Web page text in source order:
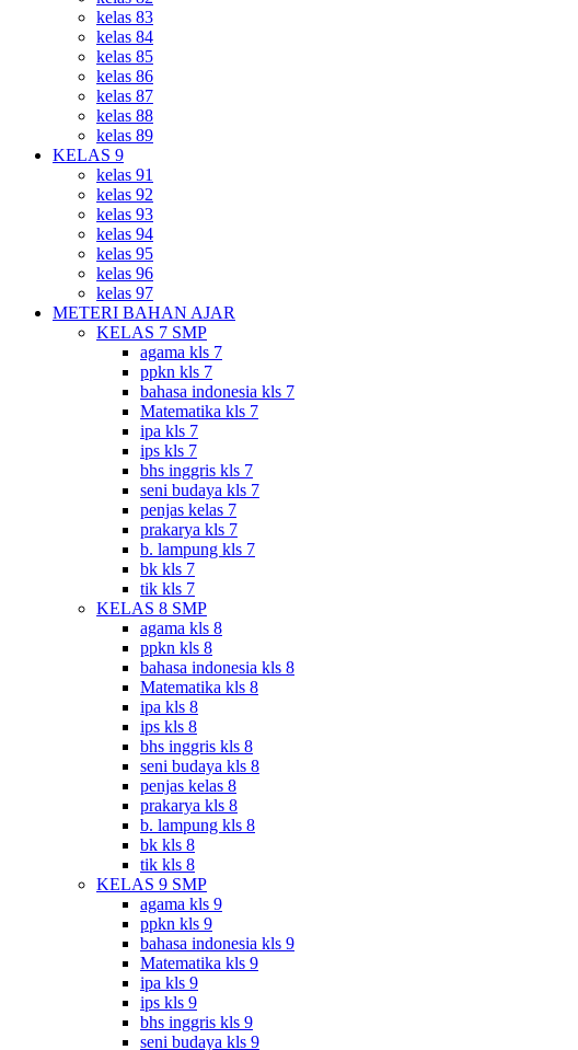
kelas 83
kelas 84
kelas 85
kelas 86
kelas 87
kelas 88
kelas 89
KELAS 9
kelas 91
kelas 92
kelas 93
kelas 94
kelas 95
kelas 96
kelas 97
METERI BAHAN AJAR
KELAS 7 SMP
agama kls 7
ppkn kls 7
bahasa indonesia kls 7
Matematika kls 7
ipa kls 7
ips kls 7
bhs inggris kls 7
seni budaya kls 7
penjas kelas 7
prakarya kls 7
b. lampung kls 7
bk kls 7
tik kls 7
KELAS 8 SMP
agama kls 8
ppkn kls 8
bahasa indonesia kls 8
Matematika kls 8
ipa kls 8
ips kls 8
bhs inggris kls 8
seni budaya kls 8
penjas kelas 8
prakarya kls 8
b. lampung kls 8
bk kls 8
tik kls 8
KELAS 9 SMP
agama kls 9
ppkn kls 9
bahasa indonesia kls 9
Matematika kls 9
ipa kls 9
ips kls 9
bhs inggris kls 9
seni budaya kls 9